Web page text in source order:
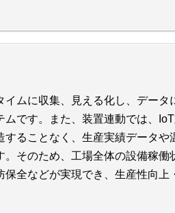
イムに収集、見える化し、データ
です。また、装置連動では、
ることなく、生産実績データや
そのため、工場全体の設備稼働
全などが実現でき、生産性向上